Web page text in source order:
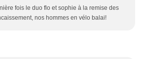
fois le duo flo et sophie à la remise des
nos hommes en vélo balai!